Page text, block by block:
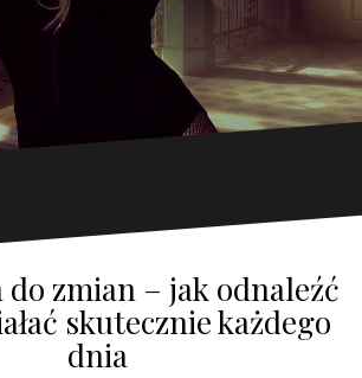
zmian – jak odnaleźć
skutecznie każdego
dnia